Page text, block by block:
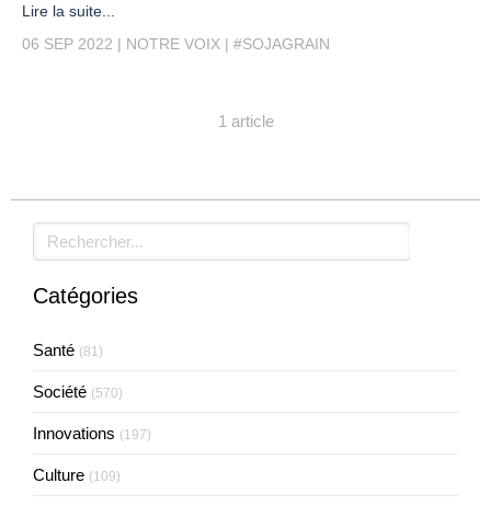
Lire la suite...
06 SEP 2022
NOTRE VOIX #SOJAGRAIN
1 article
Rechercher
Catégories
Santé (81)
Société (570)
Innovations (197)
Culture (109)